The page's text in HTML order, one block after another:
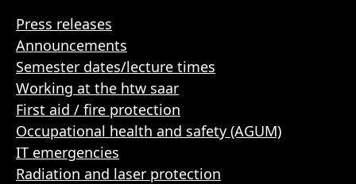
Press releases
Announcements
Semester dates/lecture times
Working at the htw saar
First aid / fire protection
Occupational health and safety (AGUM)
IT emergencies
Radiation and laser protection